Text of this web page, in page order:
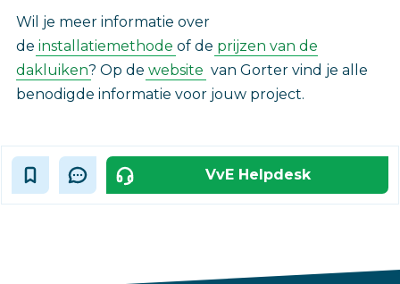
Wil je meer informatie over
de installatiemethode of de prijzen van de
dakluiken? Op de website van Gorter vind je alle
benodigde informatie voor jouw project.‎
VvE Helpdesk